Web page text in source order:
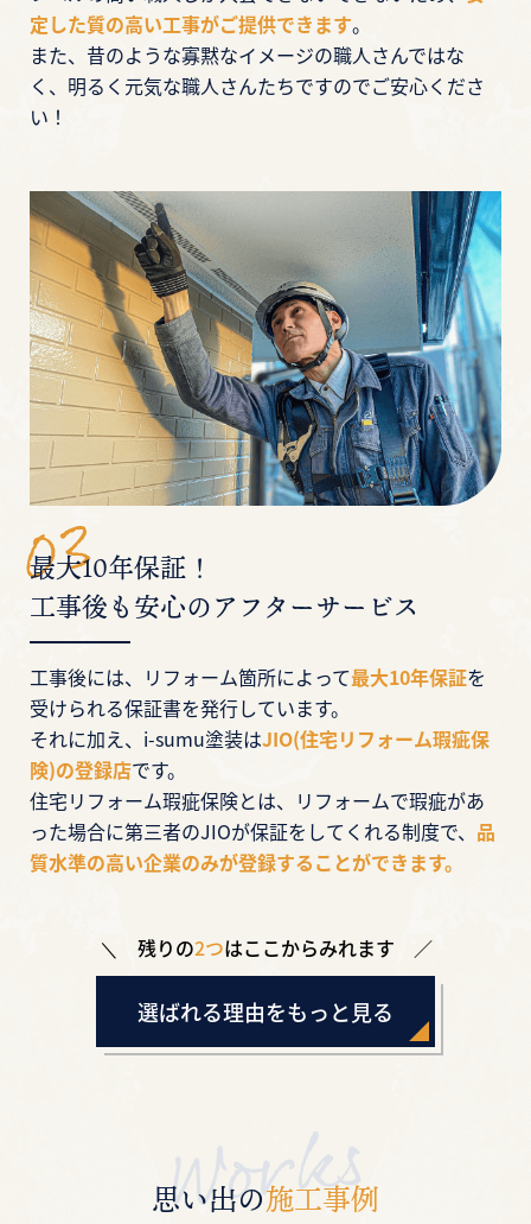
定した質の高い工事がご提供できます。
また、昔のような寡黙なイメージの職人さんではな
く、明るく元気な職人さんたちですのでご安心くださ
い！
最大10年保証！
工事後も安心のアフターサービス
工事後には、リフォーム箇所によって最大10年保証を
受けられる保証書を発行しています。
それに加え、i-sumu塗装はJIO(住宅リフォーム瑕疵保
険)の登録店です。
住宅リフォーム瑕疵保険とは、リフォームで瑕疵があ
った場合に第三者のJIOが保証をしてくれる制度で、 品
質水準の高い企業のみが登録することができます。
残りの2つはここからみれます
選ばれる理由をもっと見る
思い出の施工事例